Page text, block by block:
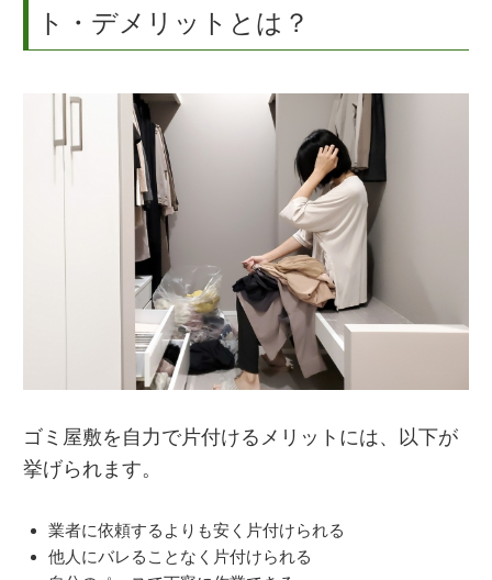
ト・デメリットとは？
ゴミ屋敷を自力で片付けるメリットには、以下が
挙げられます。
業者に依頼するよりも安く片付けられる
他人にバレることなく片付けられる